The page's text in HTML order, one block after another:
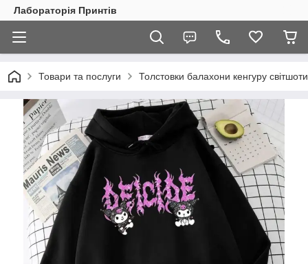
Лабораторія Принтів
Товари та послуги Толстовки балахони кенгуру світшоти